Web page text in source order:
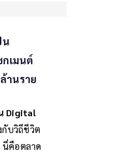
น
เมนต์
านราย
Digital
บวิถีชีวิต
นี่คือตลาด